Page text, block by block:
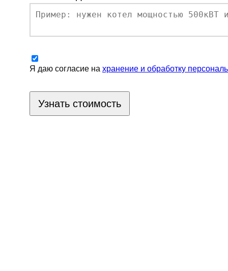
Я даю согласие на хранение и обработку
Узнать стоимость